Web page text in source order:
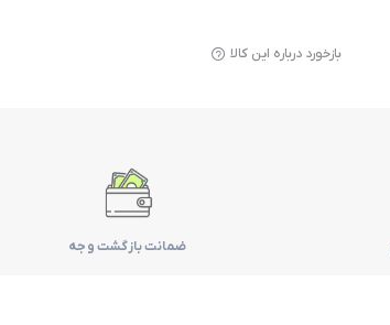
بازخورد درباره این کالا
ضمانت بازگشت وجه